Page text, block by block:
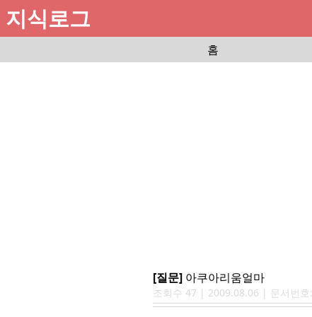
지식로그
홈
[질문] 아쿠아리움얼마
조회수 47 | 2009.08.06 | 문서번호: